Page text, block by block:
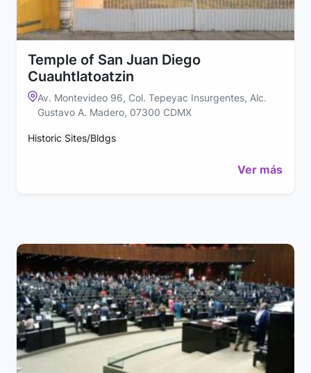
Temple of San Juan Diego
Cuauhtlatoatzin
Av. Montevideo 96, Col. Tepeyac Insurgentes, Alc.
Gustavo A. Madero, 07300 CDMX
Historic Sites/Bldgs
Ver más